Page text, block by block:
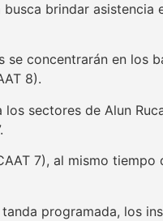
brindar
concentrarán en los
8).
sectores de Alun
7), al mismo
programada, los